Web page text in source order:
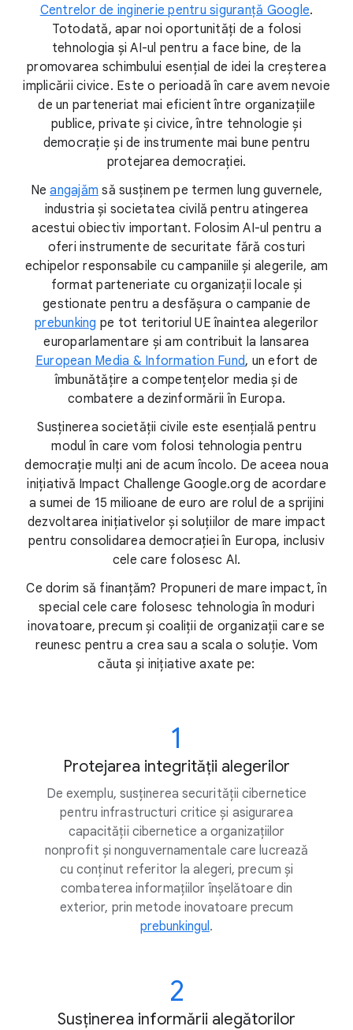
Centrelor de inginerie pentru siguranță Google.
Totodată, apar noi oportunități de a folosi
tehnologia și AI-ul pentru a face bine, de la
promovarea schimbului esențial de idei la creșterea
implicării civice. Este o perioadă în care avem nevoie
de un parteneriat mai eficient între organizațiile
publice, private și civice, între tehnologie și
democrație și de instrumente mai bune pentru
protejarea democrației.
Neangajăm să susținem pe termen lung guvernele,
industria și societatea civilă pentru atingerea
acestui obiectiv important. Folosim AI-ul pentru a
oferi instrumente de securitate fără costuri
echipelor responsabile cu campaniile și alegerile, am
format parteneriate cu organizații locale și
gestionate pentru a desfășura o campanie de
prebunking pe tot teritoriul UE înaintea alegerilor
europarlamentare și am contribuit la lansarea
European Media & Information Fund, un efort de
îmbunătățire a competențelor media și de
combatere a dezinformării în Europa.
Susținerea societății civile este esențială pentru
modul în care vom folosi tehnologia pentru
democrație mulți ani de acum încolo. De aceea noua
inițiativă Impact Challenge Google.org de acordare
a sumei de 15 milioane de euro are rolul de a sprijini
dezvoltarea inițiativelor și soluțiilor de mare impact
pentru consolidarea democrației în Europa, inclusiv
cele care folosesc AI.
Ce dorim să finanțăm? Propuneri de mare impact, în
special cele care folosesc tehnologia în moduri
inovatoare, precum și coaliții de organizații care se
reunesc pentru a crea sau a scala o soluție. Vom
căuta și inițiative axate pe:
1
Protejarea integrității alegerilor
De exemplu, susținerea securității cibernetice
pentru infrastructuri critice și asigurarea
capacității cibernetice a organizațiilor
nonprofit și nonguvernamentale care lucrează
cu conținut referitor la alegeri, precum și
combaterea informațiilor înșelătoare din
exterior, prin metode inovatoare precum
prebunkingul .
2
Susținerea informării alegătorilor